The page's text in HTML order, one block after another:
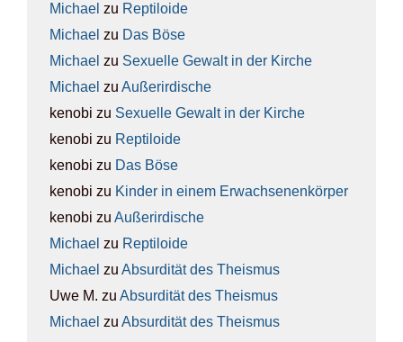
Michael zu Rep­ti­lo­ide
Michael zu Das Böse
Michael zu Sexu­el­le Gewalt in der Kir­che
Michael zu Außer­ir­di­sche
kenobi zu Sexu­el­le Gewalt in der Kir­che
kenobi zu Rep­ti­lo­ide
kenobi zu Das Böse
kenobi zu Kin­der in einem Erwach­se­nen­kör­per
kenobi zu Außer­ir­di­sche
Michael zu Rep­ti­lo­ide
Michael zu Absur­di­tät des The­is­mus
Uwe M. zu Absur­di­tät des The­is­mus
Michael zu Absur­di­tät des The­is­mus